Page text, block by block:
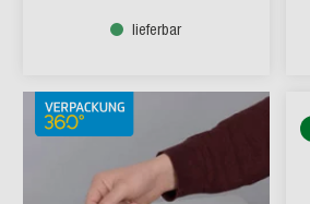
lieferbar